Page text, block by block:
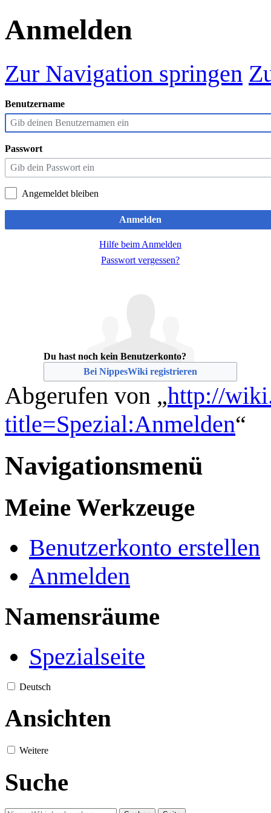
Anmelden
Zur Navigation springen
Benutzername
Passwort
Angemeldet bleiben
Anmelden
Hilfe beim Anmelden
Passwort vergessen?
Du hast noch kein Benutzerkonto?
Bei NippesWiki registrieren
Abgerufen von „http://
title=Spezial:Anmelden“
Navigationsmenü
Meine Werkzeuge
Benutzerkonto erstellen
Anmelden
Namensräume
Spezialseite
Deutsch
Ansichten
Weitere
Suche